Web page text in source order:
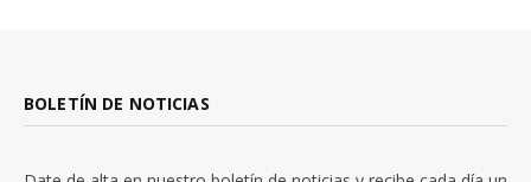
BOLETÍN DE NOTICIAS